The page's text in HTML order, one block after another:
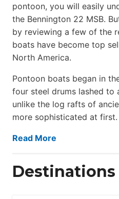
pontoon, you will easily
the Bennington 22 MSB.
by reviewing a few of the
boats have become top
North America.
Pontoon boats began in
four steel drums lashed to
unlike the log rafts of
more sophisticated at first.
Read More
Destinations